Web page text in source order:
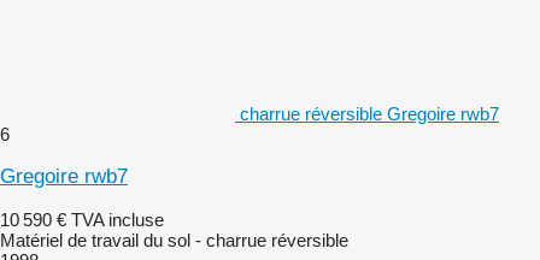
charrue réversible Gregoire rwb7
6
Gregoire rwb7
10 590 € TVA incluse
Matériel de travail du sol - charrue réversible